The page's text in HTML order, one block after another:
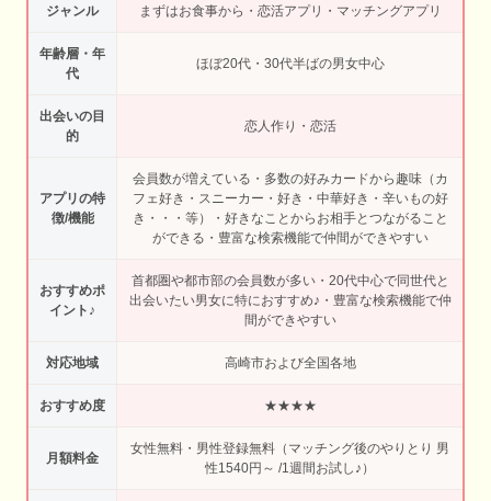
ジャンル まずはお食事から・恋活アプリ・マッチングアプリ
年齢層・年
代
ほぼ20代・30代半ばの男女中心
出会いの目
的
恋人作り・恋活
アプリの特
徴/機能
会員数が増えている・多数の好みカードから趣味（カ
フェ好き・スニーカー・好き・中華好き・辛いもの好
き・・・等）・好きなことからお相手とつながること
ができる・豊富な検索機能で仲間ができやすい
おすすめポ
イント♪
首都圏や都市部の会員数が多い・20代中心で同世代と
出会いたい男女に特におすすめ♪・豊富な検索機能で仲
間ができやすい
対応地域 高崎市および全国各地
おすすめ度 ★★★★
月額料金
女性無料・男性登録無料（マッチング後のやりとり 男
性1540円～ /1週間お試し♪）